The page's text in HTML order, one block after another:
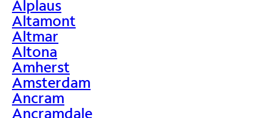
Alplaus
Altamont
Altmar
Altona
Amherst
Amsterdam
Ancram
Ancramdale